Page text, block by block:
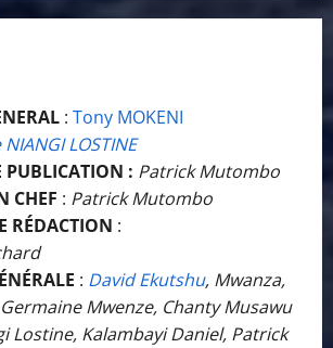
: Tony MOKENI
LOSTINE
PUBLICATION : Patrick Mutombo
CHEF : Patrick Mutombo
RÉDACTION :
: David Ekutshu, Mwanza,
Mwenze, Chanty Musawu
Lostine, Kalambayi Daniel, Patrick